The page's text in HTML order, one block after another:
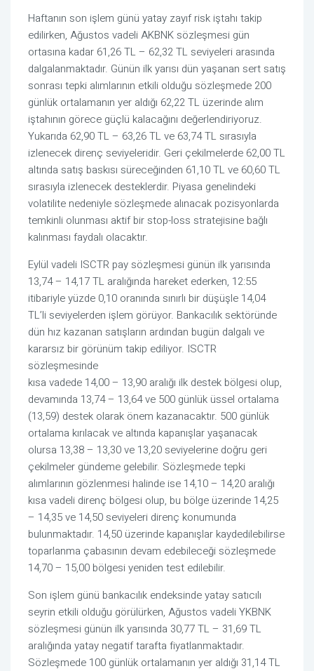
Haftanın son işlem günü yatay zayıf risk iştahı takip
edilirken, Ağustos vadeli AKBNK sözleşmesi gün
ortasına kadar 61,26 TL – 62,32 TL seviyeleri arasında
dalgalanmaktadır. Günün ilk yarısı dün yaşanan sert satış
sonrası tepki alımlarının etkili olduğu sözleşmede 200
günlük ortalamanın yer aldığı 62,22 TL üzerinde alım
iştahının görece güçlü kalacağını değerlendiriyoruz.
Yukarıda 62,90 TL – 63,26 TL ve 63,74 TL sırasıyla
izlenecek direnç seviyeleridir. Geri çekilmelerde 62,00 TL
altında satış baskısı süreceğinden 61,10 TL ve 60,60 TL
sırasıyla izlenecek desteklerdir. Piyasa genelindeki
volatilite nedeniyle sözleşmede alınacak pozisyonlarda
temkinli olunması aktif bir stop-loss stratejisine bağlı
kalınması faydalı olacaktır.
Eylül vadeli ISCTR pay sözleşmesi günün ilk yarısında
13,74 – 14,17 TL aralığında hareket ederken, 12:55
itibariyle yüzde 0,10 oranında sınırlı bir düşüşle 14,04
TL’li seviyelerden işlem görüyor. Bankacılık sektöründe
dün hız kazanan satışların ardından bugün dalgalı ve
kararsız bir görünüm takip ediliyor. ISCTR
sözleşmesinde
kısa vadede 14,00 – 13,90 aralığı ilk destek bölgesi olup,
devamında 13,74 – 13,64 ve 500 günlük üssel ortalama
(13,59) destek olarak önem kazanacaktır. 500 günlük
ortalama kırılacak ve altında kapanışlar yaşanacak
olursa 13,38 – 13,30 ve 13,20 seviyelerine doğru geri
çekilmeler gündeme gelebilir. Sözleşmede tepki
alımlarının gözlenmesi halinde ise 14,10 – 14,20 aralığı
kısa vadeli direnç bölgesi olup, bu bölge üzerinde 14,25
– 14,35 ve 14,50 seviyeleri direnç konumunda
bulunmaktadır. 14,50 üzerinde kapanışlar kaydedilebilirse
toparlanma çabasının devam edebileceği sözleşmede
14,70 – 15,00 bölgesi yeniden test edilebilir.
Son işlem günü bankacılık endeksinde yatay satıcılı
seyrin etkili olduğu görülürken, Ağustos vadeli YKBNK
sözleşmesi günün ilk yarısında 30,77 TL – 31,69 TL
aralığında yatay negatif tarafta fiyatlanmaktadır.
Sözleşmede 100 günlük ortalamanın yer aldığı 31,14 TL